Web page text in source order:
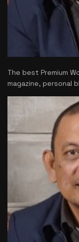
The best Premium
magazine, personal